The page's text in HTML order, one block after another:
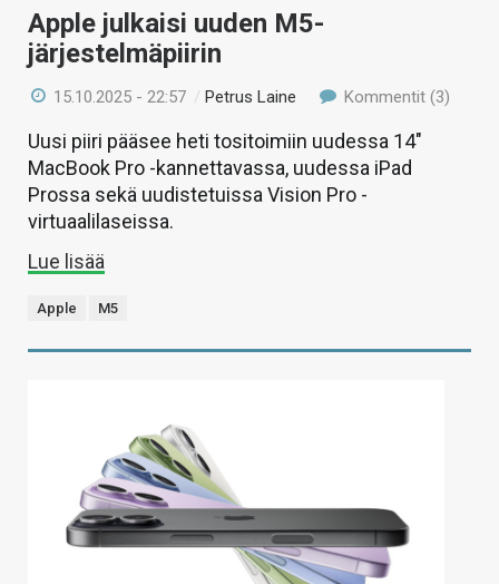
Apple julkaisi uuden M5-
järjestelmäpiirin
15.10.2025 - 22:57 /Petrus Laine Kommentit (3)
Uusi piiri pääsee heti tositoimiin uudessa 14″
MacBook Pro -kannettavassa, uudessa iPad
Prossa sekä uudistetuissa Vision Pro -
virtuaalilaseissa.
Lue lisää
Apple M5